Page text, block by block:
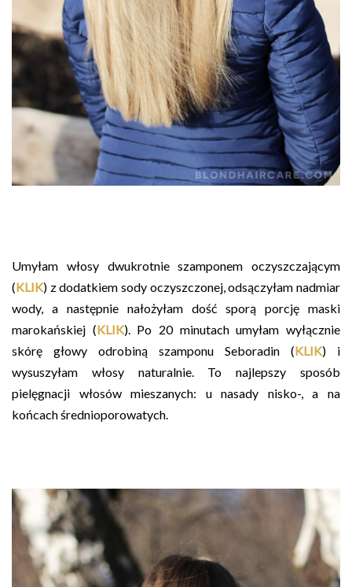
Umyłam włosy dwukrotnie szamponem oczyszczającym
(KLIK) z dodatkiem sody oczyszczonej, odsączyłam nadmiar
wody, a następnie nałożyłam dość sporą porcję maski
marokańskiej (KLIK). Po 20 minutach umyłam wyłącznie
skórę głowy odrobiną szamponu Seboradin (KLIK) i
wysuszyłam włosy naturalnie. To najlepszy sposób
pielęgnacji włosów mieszanych: u nasady nisko-, a na
końcach średnioporowatych.